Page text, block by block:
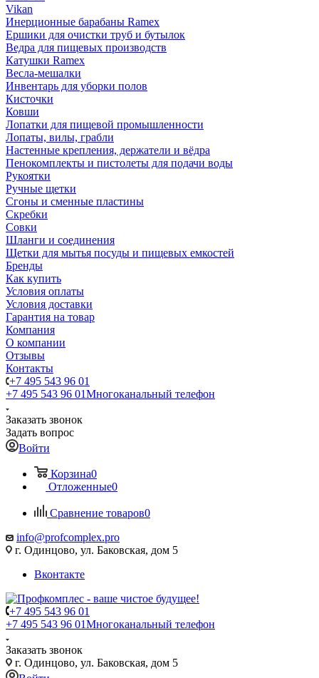
Vikan
Инерционные барабаны Ramex
Ершики для очистки труб и бутылок
Ведра для пищевых производств
Катушки Ramex
Весла-мешалки
Инвентарь для уборки полов
Кисточки
Ковши
Лопатки для пищевой промышленности
Лопаты, вилы, грабли
Настенные крепления, держатели и вёдра
Пенокомплекты и пистолеты для подачи воды
Рукоятки
Ручные щетки
Сгоны и сменные пластины
Скребки
Совки
Шланги и соединения
Щетки для мытья посуды и пищевых емкостей
Бренды
Как купить
Условия оплаты
Условия доставки
Гарантия на товар
Компания
О компании
Отзывы
Контакты
+7 495 543 96 01
+7 495 543 96 01Многоканальный телефон
Заказать звонок
Задать вопрос
Войти
Корзина0
Отложенные0
Сравнение товаров0
info@profcomplex.pro
г. Одинцово, ул. Баковская, дом 5
Вконтакте
+7 495 543 96 01
+7 495 543 96 01Многоканальный телефон
Заказать звонок
г. Одинцово, ул. Баковская, дом 5